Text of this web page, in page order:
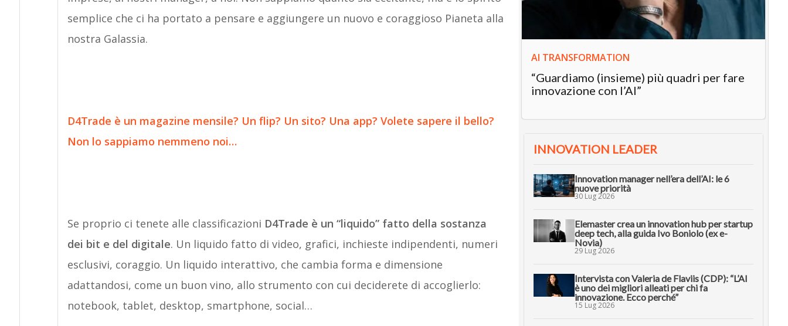
semplice che ci ha portato a pensare e aggiungere un nuovo e coraggioso Pianeta alla
nostra Galassia.
D4Trade è un magazine mensile? Un flip? Un sito? Una app? Volete sapere il bello?
Non lo sappiamo nemmeno noi…
Se proprio ci tenete alle classificazioni D4Trade è un “liquido” fatto della sostanza
dei bit e del digitale. Un liquido fatto di video, grafici, inchieste indipendenti, numeri
esclusivi, coraggio. Un liquido interattivo, che cambia forma e dimensione
adattandosi, come un buon vino, allo strumento con cui deciderete di accoglierlo:
notebook, tablet, desktop, smartphone, social…
AI TRANSFORMATION
“Guardiamo (insieme) più quadri per fare
innovazione con l’AI”
INNOVATION LEADER
Innovation manager nell’era dell’AI: le 6
nuove priorità
30 Lug 2026
Elemaster crea un innovation hub per startup
deep tech, alla guida Ivo Boniolo (ex e-
Novia)
29 Lug 2026
Intervista con Valeria de Flaviis (CDP): “L’AI
è uno dei migliori alleati per chi fa
innovazione. Ecco perché”
15 Lug 2026